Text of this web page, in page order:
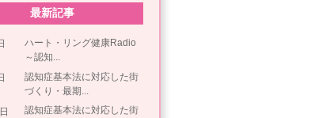
最新記事
ハート・リング健康Radio
～認知...
認知症基本法に対応した街
づくり・最期...
認知症基本法に対応した街